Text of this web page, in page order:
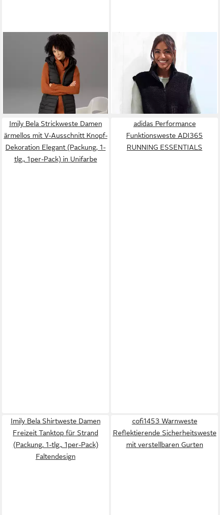
ANISTON CASUAL
Steppweste mit verstellbarer
ab 68,99 € UVP79,99 €
Fleeceweste mit
seitlichen Reißverschlüssen
und hohem Kragen
Imily Bela Strickweste Damen
ärmellos mit V-Ausschnitt Knopf-
Dekoration Elegant (Packung, 1-
tlg., 1per-Pack) in Unifarbe
adidas Performance
Funktionsweste ADI365
RUNNING ESSENTIALS
Imily Bela Shirtweste Damen
Freizeit Tanktop für Strand
(Packung, 1-tlg., 1per-Pack)
Faltendesign
cofi1453 Warnweste
Reflektierende Sicherheitsweste
mit verstellbaren Gurten